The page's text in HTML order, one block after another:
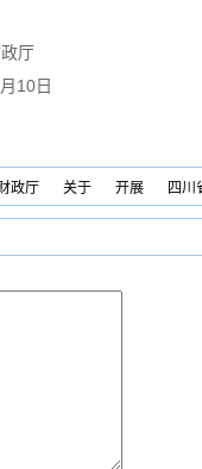
政厅 关于 开展 四川